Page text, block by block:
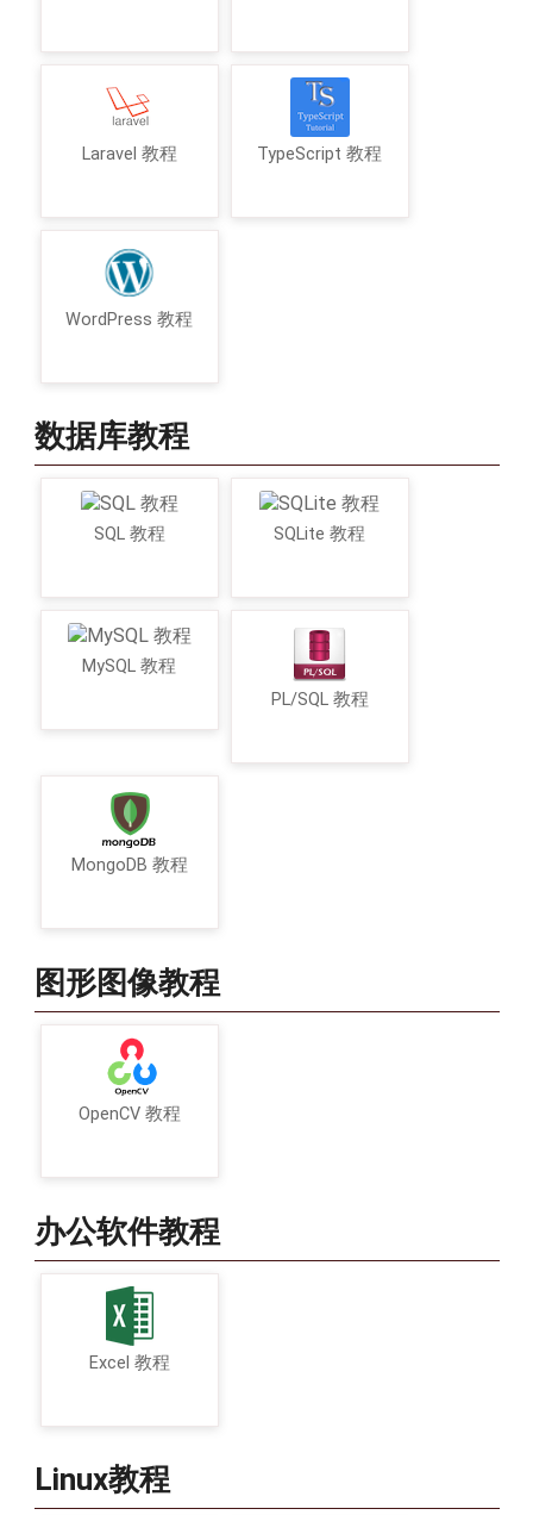
Laravel 教程 TypeScript 教程
WordPress 教程
数据库教程
SQL 教程 SQLite 教程
MySQL 教程
PL/SQL 教程
MongoDB 教程
图形图像教程
OpenCV 教程
办公软件教程
Excel 教程
Linux教程